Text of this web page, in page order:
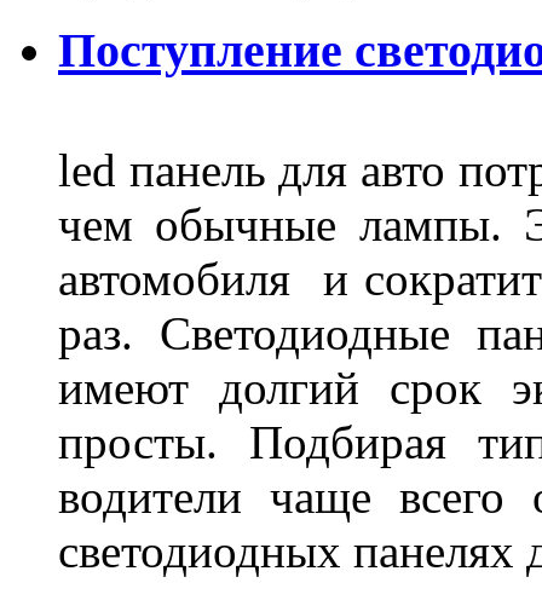
Поступление
led панель для авто
чем обычные лампы.
автомобиля и
раз. Светодиодные
имеют долгий срок
просты. Подбирая
водители чаще всего
светодиодных